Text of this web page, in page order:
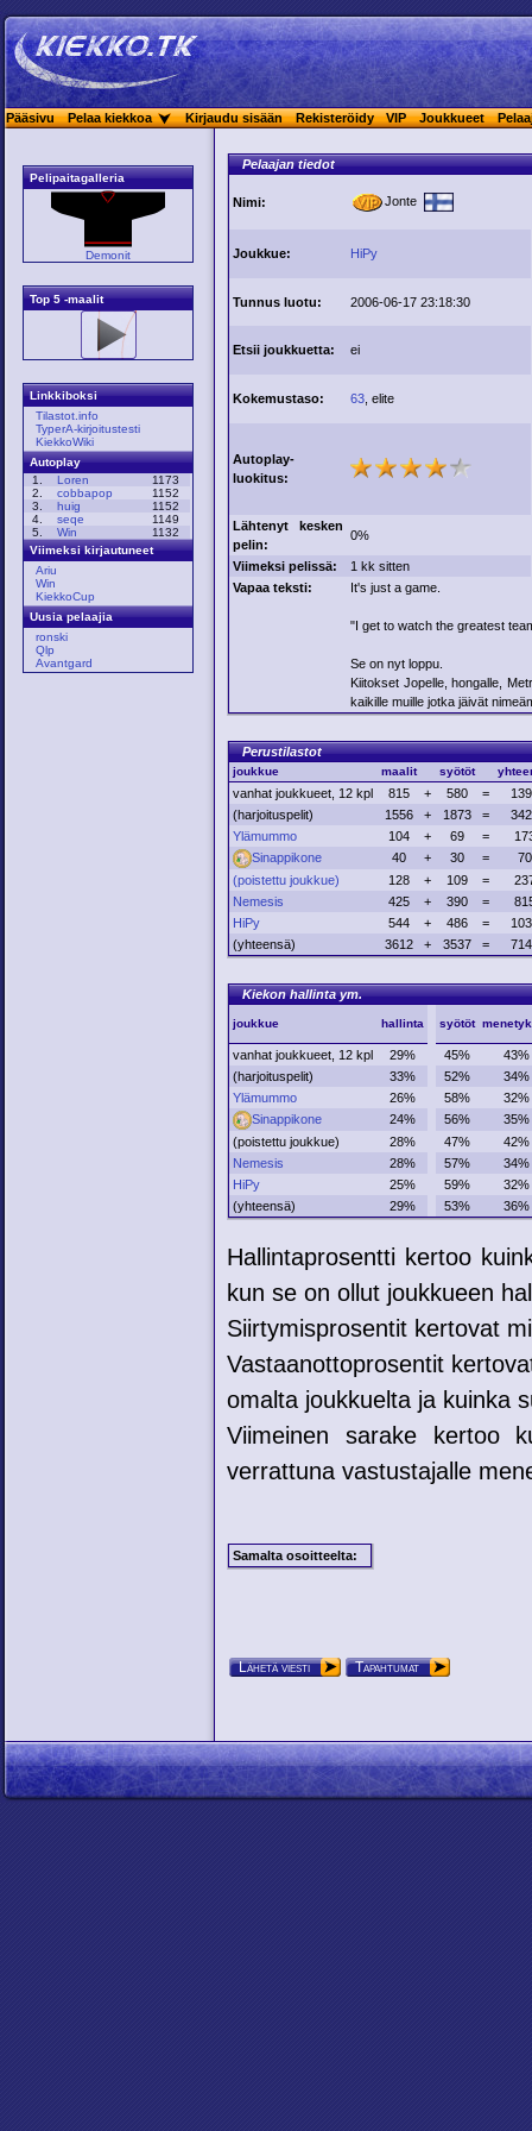
Pääsivu Pelaa kiekkoa Kirjaudu sisään Rekisteröidy VIP Joukkueet
Pelipaitagalleria
Demonit
Top 5 -maalit
Linkkiboksi
Tilastot.info
TyperA-kirjoitustesti
KiekkoWiki
Autoplay
1.
Loren
1173
2.
cobbapop
1152
3.
huig
1152
4.
seqe
1149
5.
Win
1132
Viimeksi kirjautuneet
Ariu
Win
KiekkoCup
Uusia pelaajia
ronski
Qlp
Avantgard
Pelaajan tiedot
Nimi: Jonte
Joukkue: HiPy
Tunnus luotu: 2006-06-17 23:18:30
Etsii joukkuetta: ei
Kokemustaso: 63 , elite
Autoplay-
luokitus:
Lähtenyt kesken
pelin:
0%
Viimeksi pelissä:
1 kk sitten
Vapaa teksti:
It's just a game.
"I get to watch the greatest
Se on nyt loppu.
Kiitokset Jopelle, hongalle,
kaikille muille jotka jäivät
Perustilastot
joukkue maalit syötöt
vanhat joukkueet, 12 kpl 815 + 580 =
(harjoituspelit)
1556 + 1873 =
Ylämummo
104 + 69 =
Sinappikone
40 + 30 =
70
(poistettu joukkue)
128 + 109 =
Nemesis
425 + 390 =
HiPy
544 + 486 =
(yhteensä)
3612 + 3537 =
Kiekon hallinta ym.
joukkue hallinta syötöt
vanhat joukkueet, 12 kpl 29% 45%
43%
(harjoituspelit)
33% 52%
34%
Ylämummo
26% 58%
32%
Sinappikone
24% 56%
35%
(poistettu joukkue)
28% 47%
42%
Nemesis
28% 57%
34%
HiPy
25% 59%
32%
(yhteensä)
29% 53% 36%
Hallintaprosentti kertoo
kun se on ollut joukkueen
Siirtymisprosentit kertovat
Vastaanottoprosentit
omalta joukkuelta ja kuinka
Viimeinen sarake kertoo
verrattuna vastustajalle
Samalta osoitteelta:
Lähetä viesti Tapahtumat